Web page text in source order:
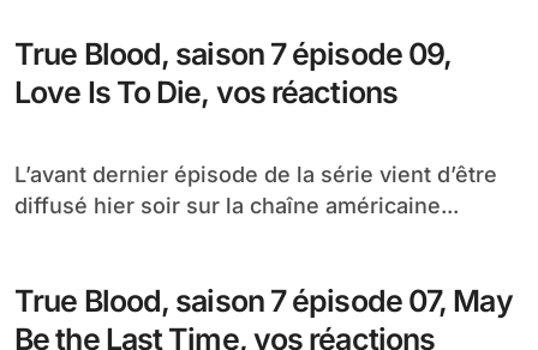
True Blood, saison 7 épisode 09,
Love Is To Die, vos réactions
L’avant dernier épisode de la série vient d’être
diffusé hier soir sur la chaîne américaine...
True Blood, saison 7 épisode 07, May
Be the Last Time, vos réactions